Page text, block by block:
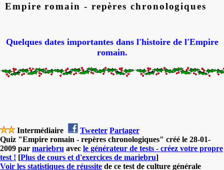
Empire romain - repères chronologiques
Quelques dates importantes dans l'histoire de l'Empire
romain.
Intermédiaire Tweeter Partager
Quiz "Empire romain - repères chronologiques" créé le 28-01-
2009 par mariebru avec le générateur de tests - créez votre propre
test ! [Plus de cours et d'exercices de mariebru]
Voir les statistiques de réussite de ce test de culture générale